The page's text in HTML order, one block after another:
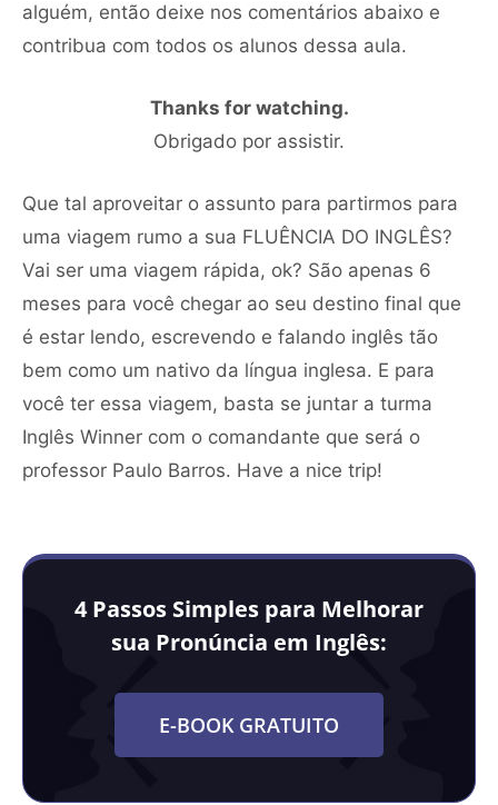
alguém, então deixe nos comentários abaixo e
contribua com todos os alunos dessa aula.
Thanks for watching.
Obrigado por assistir.
Que tal aproveitar o assunto para partirmos para
uma viagem rumo a sua FLUÊNCIA DO INGLÊS?
Vai ser uma viagem rápida, ok? São apenas 6
meses para você chegar ao seu destino final que
é estar lendo, escrevendo e falando inglês tão
bem como um nativo da língua inglesa. E para
você ter essa viagem, basta se juntar a turma
Inglês Winner com o comandante que será o
professor Paulo Barros. Have a nice trip!
4 Passos Simples para Melhorar
sua Pronúncia em Inglês:
E-BOOK GRATUITO